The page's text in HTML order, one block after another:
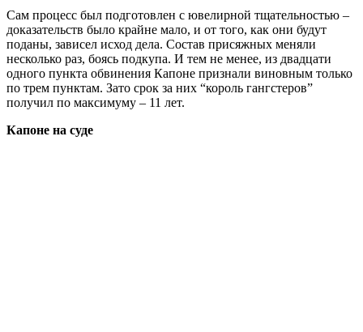
Сам процесс был подготовлен с ювелирной тщательностью –
доказательств было крайне мало, и от того, как они будут
поданы, зависел исход дела. Состав присяжных меняли
несколько раз, боясь подкупа. И тем не менее, из двадцати
одного пункта обвинения Капоне признали виновным только
по трем пунктам. Зато срок за них “король гангстеров”
получил по максимуму – 11 лет.
Капоне на суде